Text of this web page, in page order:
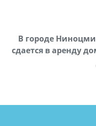
В городе
cдается в аренду
Продается